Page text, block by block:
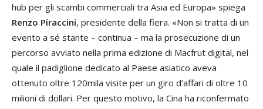
hub per gli scambi commerciali tra Asia ed Europa» spiega
Renzo Piraccini, presidente della fiera. «Non si tratta di un
evento a sé stante – continua – ma la prosecuzione di un
percorso avviato nella prima edizione di Macfrut digital, nel
quale il padiglione dedicato al Paese asiatico aveva
ottenuto oltre 120mila visite per un giro d’affari di oltre 10
milioni di dollari. Per questo motivo, la Cina ha riconfermato